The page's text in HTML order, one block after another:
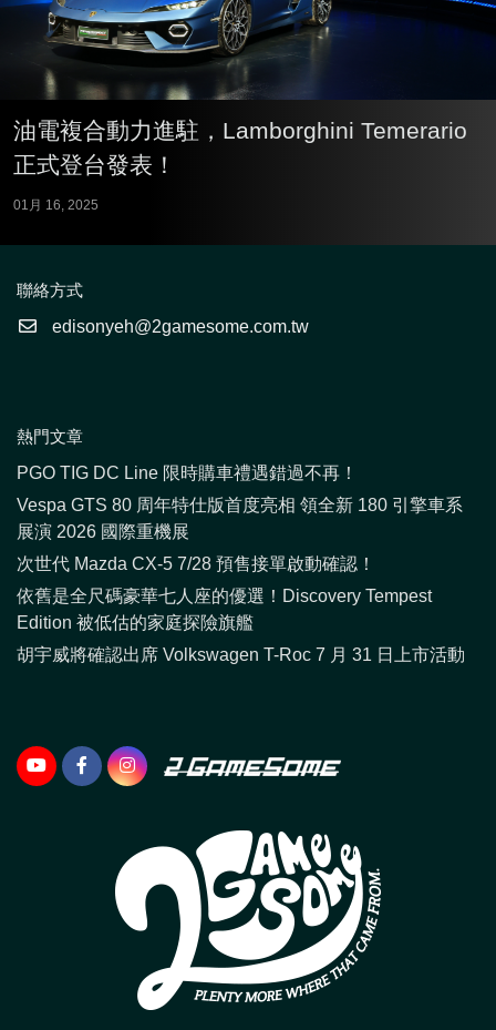
油電複合動力進駐，Lamborghini Temerario
正式登台發表！
01月 16, 2025
聯絡方式
edisonyeh@2gamesome.com.tw
熱門文章
PGO TIG DC Line 限時購車禮遇錯過不再！
Vespa GTS 80 周年特仕版首度亮相 領全新 180 引擎車系
展演 2026 國際重機展
次世代 Mazda CX-5 7/28 預售接單啟動確認！
依舊是全尺碼豪華七人座的優選！Discovery Tempest
Edition 被低估的家庭探險旗艦
胡宇威將確認出席 Volkswagen T-Roc 7 月 31 日上市活動